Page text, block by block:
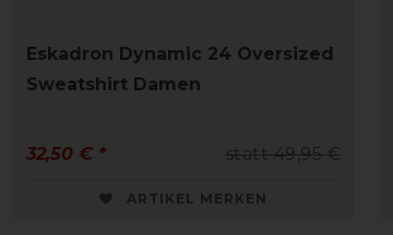
Eskadron Dynamic 24 Oversized
Sweatshirt Damen
statt 49,95 €
32,50 € *
ARTIKEL MERKEN